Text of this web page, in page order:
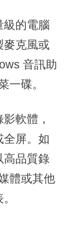
級的電腦
麥克風或
音訊助
一碟。
軟體，
全屏。如
高品質錄
體或其他